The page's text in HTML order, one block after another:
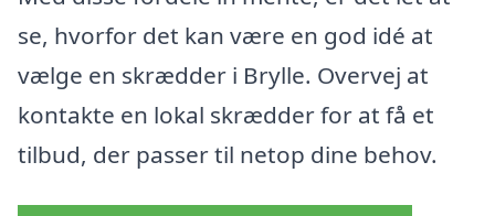
se, hvorfor det kan være en god idé at
vælge en skrædder i Brylle. Overvej at
kontakte en lokal skrædder for at få et
tilbud, der passer til netop dine behov.